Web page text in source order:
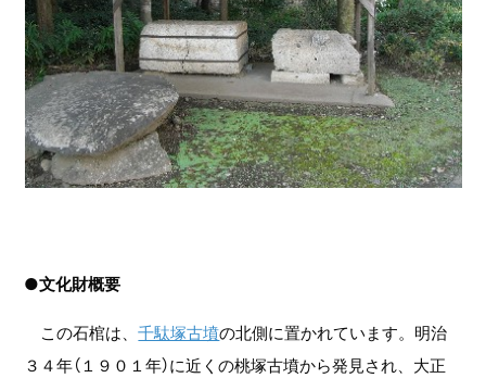
●文化財概要
この石棺は、千駄塚古墳の北側に置かれています。明治
３４年（１９０１年）に近くの桃塚古墳から発見され、大正